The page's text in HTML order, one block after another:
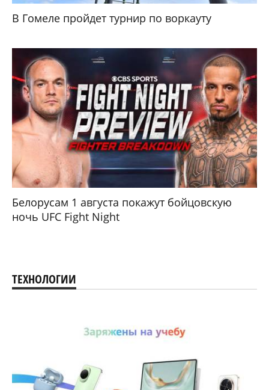
В Гомеле пройдет турнир по воркауту
Белорусам 1 августа покажут бойцовскую
ночь UFC Fight Night
ТЕХНОЛОГИИ